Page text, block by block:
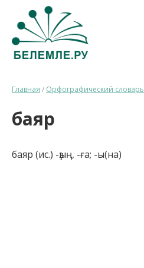
Главная / Орфографический словарь
баяр
баяр (ис.) -ҙың, -ға; -ы(на)